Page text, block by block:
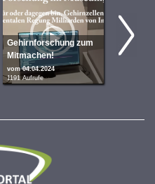
Gehirnforschung zum
Mitmachen!
vom 04.04.2024
1191 Aufrufe